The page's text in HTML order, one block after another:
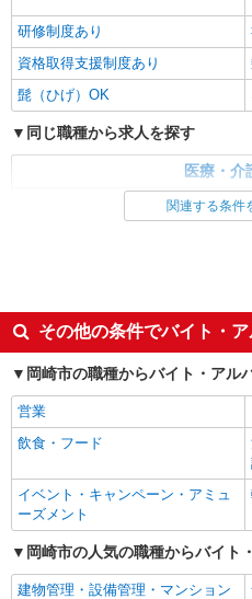
研修制度あり
資格取得支援制度あり
髭（ひげ）OK
同じ職種から求人を探す
医療・介
看護師・保健師・看護助手・助産
副業・WワークOK
社会保険あり
社員登用あり
関連する条件
その他の条件でバイト・
岡崎市の職種からバイト・アル
営業
飲食・フード
イベント・キャンペーン・アミュ
ーズメント
岡崎市の人気の職種からバイト
建物管理・設備管理・マンション